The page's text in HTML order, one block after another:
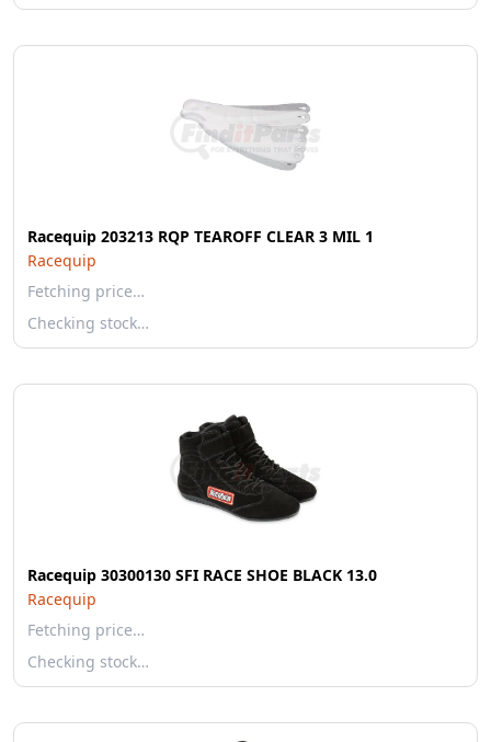
Racequip 203213 RQP TEAROFF CLEAR 3 MIL 1
Racequip
Fetching price…
Checking stock…
Racequip 30300130 SFI RACE SHOE BLACK 13.0
Racequip
Fetching price…
Checking stock…